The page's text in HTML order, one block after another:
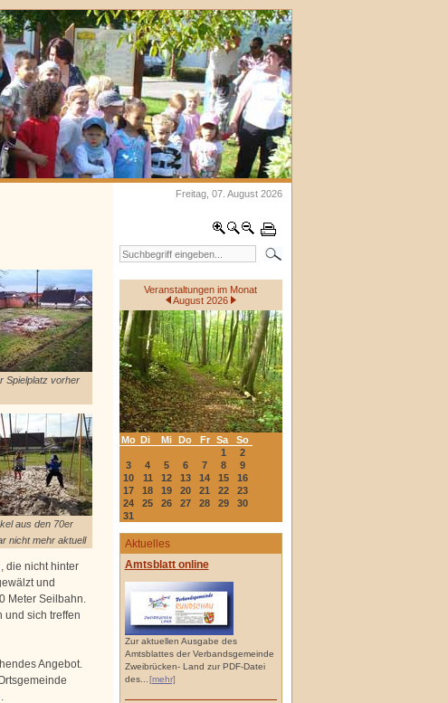
Freitag, 07. August 2026
Veranstaltungen im Monat
August 2026
Mo Di Mi Do Fr Sa
So
1
2
3
4 5 6 7 8
9
10
11 12 13 14 15
16
17
18 19 20 21 22
23
24
25 26 27 28 29
30
31
Aktuelles
Amtsblatt online
Zur aktuellen Ausgabe des
Amtsblattes der Verbandsgemeinde
Zweibrücken- Land zur PDF-Datei
des...
[mehr]
Spielplatz vorher
aus den 70er
nicht mehr aktuell
die nicht hinter
und
Meter Seilbahn.
und sich treffen
Angebot.